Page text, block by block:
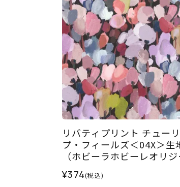
リバティプリント チュー
プ・フィールズ＜04X＞生
（ホビーラホビーレオリジ
¥374(税込)